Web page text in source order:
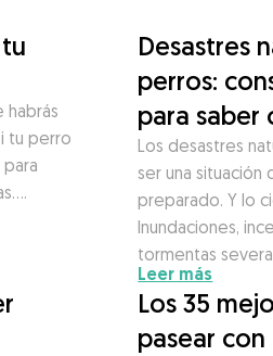
habrás
tu perro
Desastres
perros:
para saber
Los desastres
ser una situación
preparado. Y lo
Inundaciones,
tormentas
Leer más
Los 35
pasear